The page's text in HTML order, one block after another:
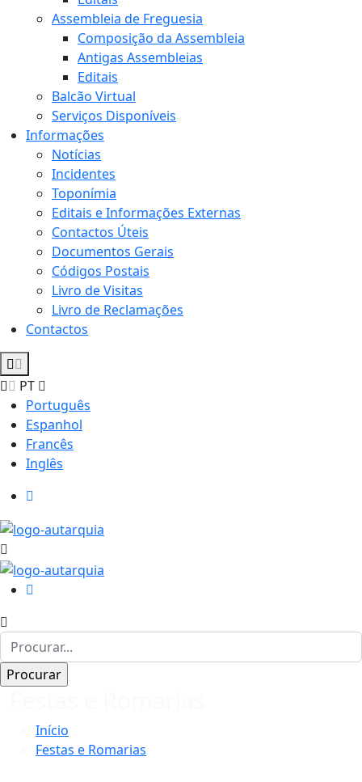
Assembleia de Freguesia
Composição da Assembleia
Antigas Assembleias
Editais
Balcão Virtual
Serviços Disponíveis
Informações
Notícias
Incidentes
Toponímia
Editais e Informações Externas
Contactos Úteis
Documentos Gerais
Códigos Postais
Livro de Visitas
Livro de Reclamações
Contactos
PT
Português
Espanhol
Francês
Inglês
Início
Festas e Romarias